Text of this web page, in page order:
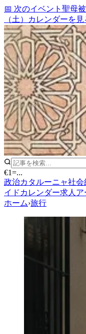
📅 次のイベント 聖母
（土）
カレンダーを
€1=...
政治カタルーニャ社会
イド カレンダー求人 ア
ホーム›旅行